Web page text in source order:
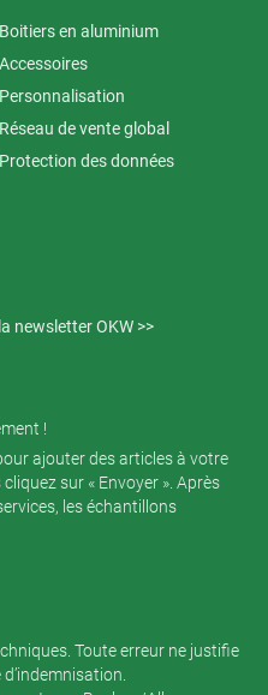
Boitiers en aluminium
Accessoires
Personnalisation
Réseau de vente global
Protection des données
newsletter OKW >>
!
ajouter des articles à votre
sur « Envoyer ». Après
les échantillons
Toute erreur ne justifie